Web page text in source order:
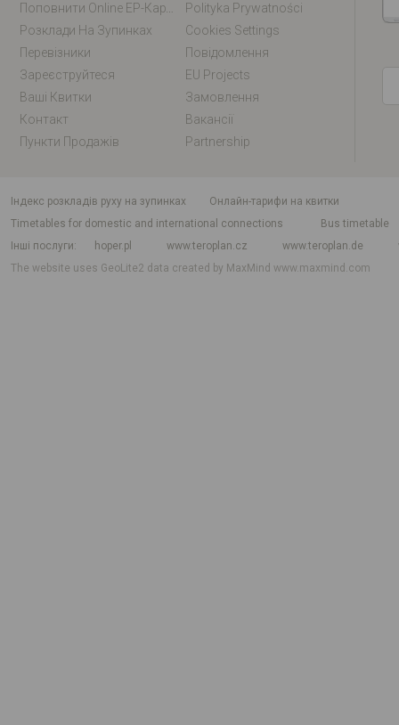
Polityka Prywatności
Розклади На Зупинках
Cookies Settings
Перевізники
Повідомлення
Зареєструйтеся
EU Projects
Ваші Квитки
Замовлення
Контакт
Вакансії
Пункти Продажів
Partnership
індекс розкладів руху на зупинках
Онлайн-тарифи на квитки
Timetables for domestic and international connections
Bus timetable
Інші послуги
hoper.pl www.teroplan.cz www.teroplan.de
The website uses GeoLite2 data created by MaxMindwww.maxmind.com